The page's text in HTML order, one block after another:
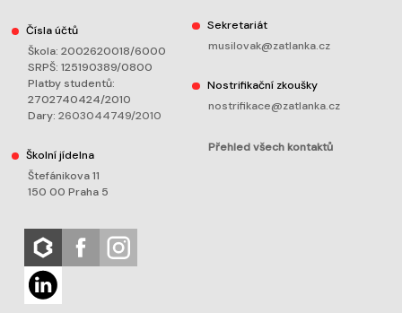
Čísla účtů
Škola: 2002620018/6000
SRPŠ: 125190389/0800
Platby studentů:
2702740424/2010
Dary: 2603044749/2010
Školní jídelna
Štefánikova 11
150 00 Praha 5
Sekretariát
musilovak@zatlanka.cz
Nostrifikační zkoušky
nostrifikace@zatlanka.cz
Přehled všech kontaktů